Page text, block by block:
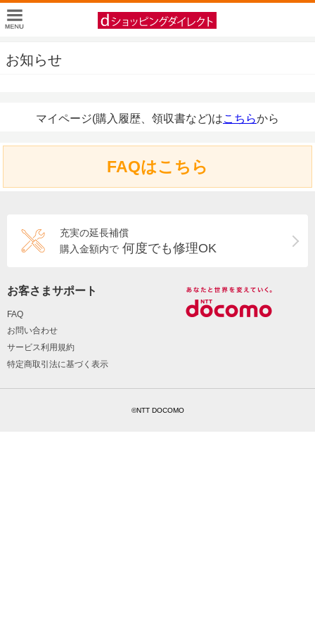
お知らせ
マイページ(購入履歴、領収書など)はこちらから
FAQはこちら
充実の延長補償
購入金額内で 何度でも修理OK
お客さまサポート
FAQ
お問い合わせ
サービス利用規約
特定商取引法に基づく表示
©NTT DOCOMO